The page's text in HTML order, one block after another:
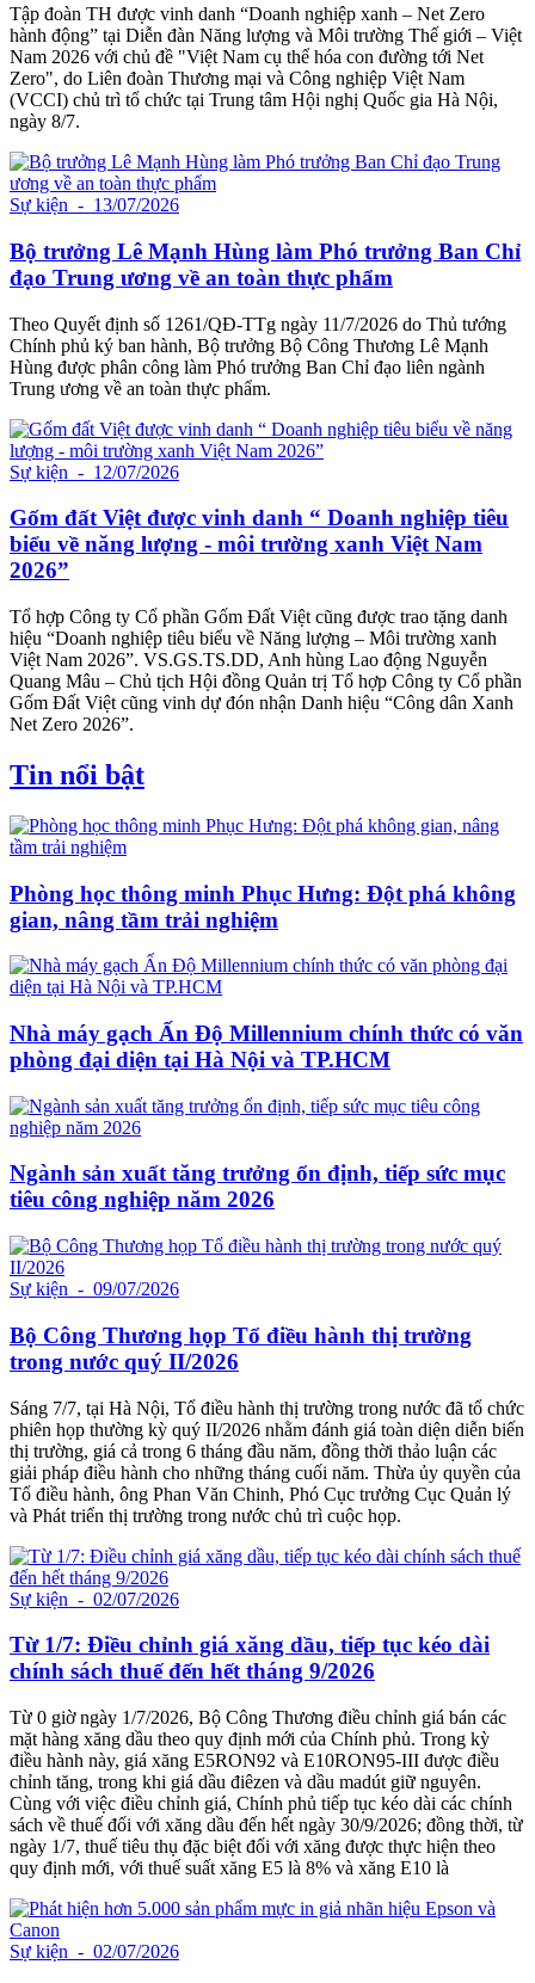
Tập đoàn TH được vinh danh “Doanh nghiệp xanh – Net Zero
hành động” tại Diễn đàn Năng lượng và Môi trường Thế giới – Việt
Nam 2026 với chủ đề "Việt Nam cụ thể hóa con đường tới Net
Zero", do Liên đoàn Thương mại và Công nghiệp Việt Nam
(VCCI) chủ trì tổ chức tại Trung tâm Hội nghị Quốc gia Hà Nội,
ngày 8/7.
Sự kiện - 13/07/2026
Bộ trưởng Lê Mạnh Hùng làm Phó trưởng Ban Chỉ
đạo Trung ương về an toàn thực phẩm
Theo Quyết định số 1261/QĐ-TTg ngày 11/7/2026 do Thủ tướng
Chính phủ ký ban hành, Bộ trưởng Bộ Công Thương Lê Mạnh
Hùng được phân công làm Phó trưởng Ban Chỉ đạo liên ngành
Trung ương về an toàn thực phẩm.
Sự kiện - 12/07/2026
Gốm đất Việt được vinh danh “ Doanh nghiệp tiêu
biểu về năng lượng - môi trường xanh Việt Nam
2026”
Tổ hợp Công ty Cổ phần Gốm Đất Việt cũng được trao tặng danh
hiệu “Doanh nghiệp tiêu biểu về Năng lượng – Môi trường xanh
Việt Nam 2026”. VS.GS.TS.DD, Anh hùng Lao động Nguyễn
Quang Mâu – Chủ tịch Hội đồng Quản trị Tổ hợp Công ty Cổ phần
Gốm Đất Việt cũng vinh dự đón nhận Danh hiệu “Công dân Xanh
Net Zero 2026”.
Tin nổi bật
Phòng học thông minh Phục Hưng: Đột phá không
gian, nâng tầm trải nghiệm
Nhà máy gạch Ấn Độ Millennium chính thức có văn
phòng đại diện tại Hà Nội và TP.HCM
Ngành sản xuất tăng trưởng ổn định, tiếp sức mục
tiêu công nghiệp năm 2026
Sự kiện - 09/07/2026
Bộ Công Thương họp Tổ điều hành thị trường
trong nước quý II/2026
Sáng 7/7, tại Hà Nội, Tổ điều hành thị trường trong nước đã tổ chức
phiên họp thường kỳ quý II/2026 nhằm đánh giá toàn diện diễn biến
thị trường, giá cả trong 6 tháng đầu năm, đồng thời thảo luận các
giải pháp điều hành cho những tháng cuối năm. Thừa ủy quyền của
Tổ điều hành, ông Phan Văn Chinh, Phó Cục trưởng Cục Quản lý
và Phát triển thị trường trong nước chủ trì cuộc họp.
Sự kiện - 02/07/2026
Từ 1/7: Điều chỉnh giá xăng dầu, tiếp tục kéo dài
chính sách thuế đến hết tháng 9/2026
Từ 0 giờ ngày 1/7/2026, Bộ Công Thương điều chỉnh giá bán các
mặt hàng xăng dầu theo quy định mới của Chính phủ. Trong kỳ
điều hành này, giá xăng E5RON92 và E10RON95-III được điều
chỉnh tăng, trong khi giá dầu điêzen và dầu madút giữ nguyên.
Cùng với việc điều chỉnh giá, Chính phủ tiếp tục kéo dài các chính
sách về thuế đối với xăng dầu đến hết ngày 30/9/2026; đồng thời, từ
ngày 1/7, thuế tiêu thụ đặc biệt đối với xăng được thực hiện theo
quy định mới, với thuế suất xăng E5 là 8% và xăng E10 là
Sự kiện - 02/07/2026